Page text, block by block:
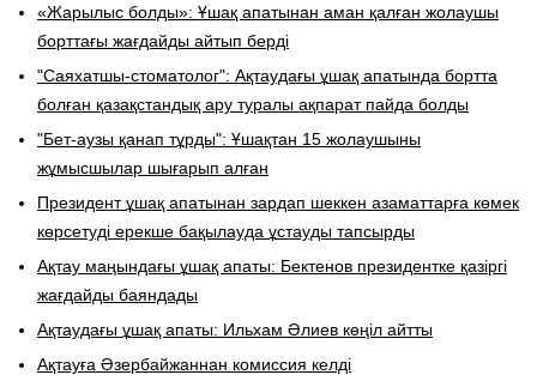
«Жарылыс болды»: Ұшақ апатынан аман қалған жолаушы
борттағы жағдайды айтып берді
"Саяхатшы-стоматолог": Ақтаудағы ұшақ апатында бортта
болған қазақстандық ару туралы ақпарат пайда болды
"Бет-аузы қанап тұрды": Ұшақтан 15 жолаушыны
жұмысшылар шығарып алған
Президент ұшақ апатынан зардап шеккен азаматтарға көмек
көрсетуді ерекше бақылауда ұстауды тапсырды
Ақтау маңындағы ұшақ апаты: Бектенов президентке қазіргі
жағдайды баяндады
Ақтаудағы ұшақ апаты: Ильхам Әлиев көңіл айтты
Ақтауға Әзербайжаннан комиссия келді